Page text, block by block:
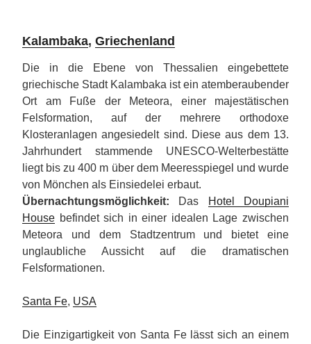
Kalambaka, Griechenland
Die in die Ebene von Thessalien eingebettete
griechische Stadt Kalambaka ist ein atemberaubender
Ort am Fuße der Meteora, einer majestätischen
Felsformation, auf der mehrere orthodoxe
Klosteranlagen angesiedelt sind. Diese aus dem 13.
Jahrhundert stammende UNESCO-Welterbestätte
liegt bis zu 400 m über dem Meeresspiegel und wurde
von Mönchen als Einsiedelei erbaut.
Übernachtungsmöglichkeit: Das
Hotel Doupiani
House befindet sich in einer idealen Lage zwischen
Meteora und dem Stadtzentrum und bietet eine
unglaubliche Aussicht auf die dramatischen
Felsformationen.
Santa Fe, USA
Die Einzigartigkeit von Santa Fe lässt sich an einem